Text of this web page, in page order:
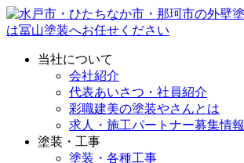
当社について
会社紹介
代表あいさつ・社員紹介
彩職建美の塗装やさんとは
求人・施工パートナー募集情報
塗装・工事
塗装・各種工事